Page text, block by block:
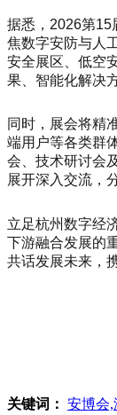
据悉，2026第15
焦数字安防与人
安全展区、低空
果、智能化解决
同时，展会将精
端用户等各类群
会、技术研讨会
展开深入交流，
立足杭州数字经
下游融合发展的
共话发展未来，
关键词： 安博会,